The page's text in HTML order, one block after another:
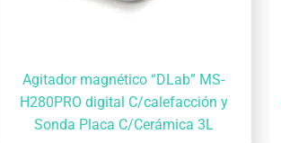
Agitador magnético “DLab” MS-
H280PRO digital C/calefacción y
Sonda Placa C/Cerámica 3L